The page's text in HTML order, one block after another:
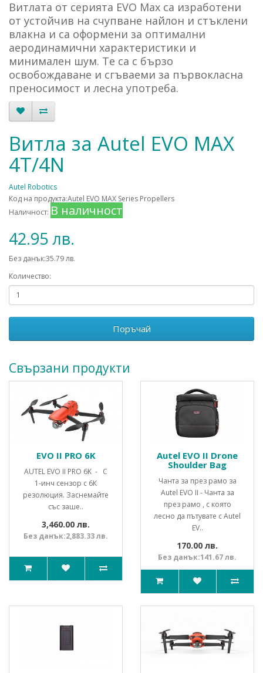
Витлата от серията EVO Max са изработени
от устойчив на счупване найлон и стъклени
влакна и са оформени за оптимални
аеродинамични характеристики и
минимален шум. Те са с бързо
освобождаване и сгъваеми за първокласна
преносимост и лесна употреба.
Витла за Autel EVO MAX
4T/4N
Autel Robotics
Код на продукта:Autel EVO MAX Series Propellers
Наличност: В наличност
42.95 лв.
Без данък:35.79 лв.
Количество:
Поръчай
Свързани продукти
EVO II PRO 6K
AUTEL EVO II PRO 6K - С
1-инч сензор с 6К
резолюция. Заснемайте
със заше..
3,460.00 лв.
Без данък:2,883.33 лв.
Autel EVO II Drone
Shoulder Bag
Чанта за през рамо за
Autel EVO II - Чанта за
през рамо , с която
лесно да пътувате с Autel
EV..
170.00 лв.
Без данък:141.67 лв.